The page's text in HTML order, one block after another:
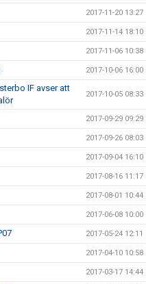
2017-11-20 13:27
2017-11-14 18:10
2017-11-06 10:38
2017-10-06 16:00
IF avser att
2017-10-05 08:33
2017-09-29 09:29
2017-09-26 08:03
2017-09-04 16:10
2017-08-16 11:17
2017-08-01 10:44
2017-06-08 10:00
2017-05-24 12:11
2017-04-10 10:58
2017-03-17 14:44